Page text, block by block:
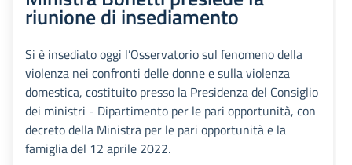
riunione di insediamento
Si è insediato oggi l’Osservatorio sul fenomeno della
violenza nei confronti delle donne e sulla violenza
domestica, costituito presso la Presidenza del Consiglio
dei ministri - Dipartimento per le pari opportunità, con
decreto della Ministra per le pari opportunità e la
famiglia del 12 aprile 2022.